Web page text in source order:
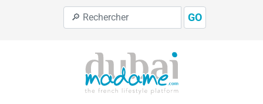
GO